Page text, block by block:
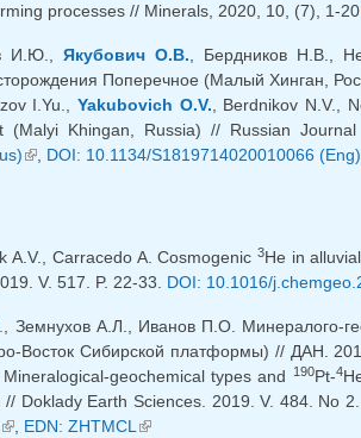
processes // Minerals, 2020, 10, (7), 1-
И.Ю., Якубович О.В., Бердников Н.В.,
Поперечное (Малый Хинган,
I.Yu.,Yakubovich O.V., Berdnikov N.V.,
(Malyi Khingan, Russia) // Russian
(внешняя ссылка)
, DOI: 10.1134/S1819714020010066 (Eng)
A.V., Carracedo A. Cosmogenic3He in
V. 517. P. 22-33. DOI: 10.1016/
, Земнухов А.Л., Иванов П.О. Минералого-
Восток Сибирской платформы) // ДАН.
geochemical types and 190Pt-4
Doklady Earth Sciences. 2019. V. 484. No 2.
(внешняя ссылка)
, EDN: ZHTMCL (внешняя ссылка)